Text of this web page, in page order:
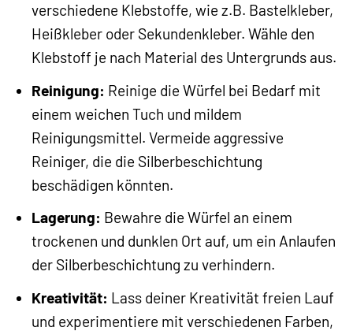
verschiedene Klebstoffe, wie z.B. Bastelkleber,
Heißkleber oder Sekundenkleber. Wähle den
Klebstoff je nach Material des Untergrunds aus.
Reinigung: Reinige die Würfel bei Bedarf mit
einem weichen Tuch und mildem
Reinigungsmittel. Vermeide aggressive
Reiniger, die die Silberbeschichtung
beschädigen könnten.
Lagerung: Bewahre die Würfel an einem
trockenen und dunklen Ort auf, um ein Anlaufen
der Silberbeschichtung zu verhindern.
Kreativität: Lass deiner Kreativität freien Lauf
und experimentiere mit verschiedenen Farben,